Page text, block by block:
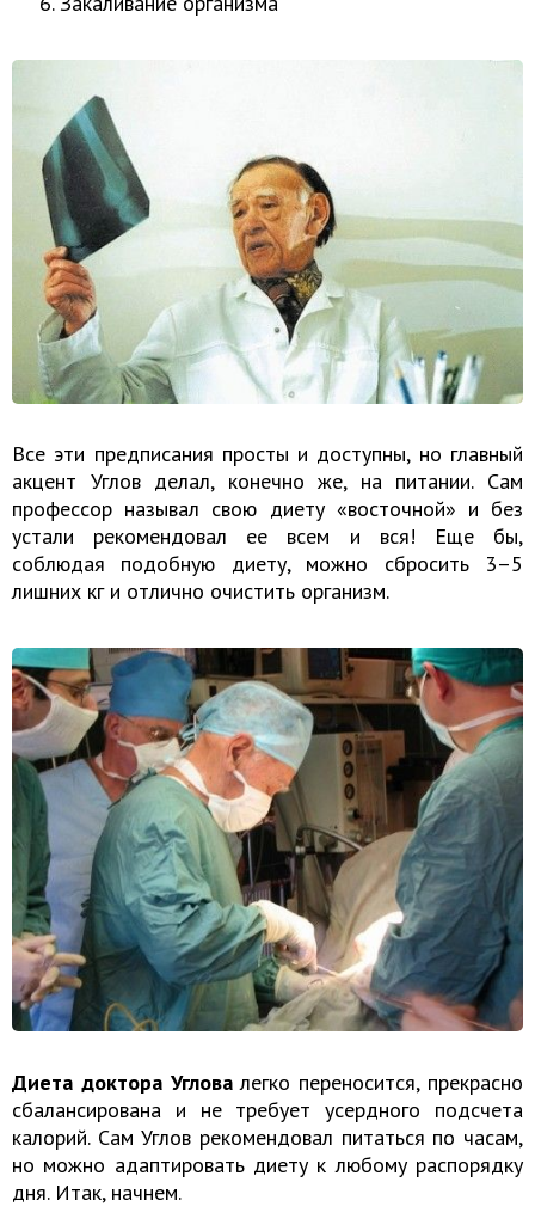
Все эти предписания просты и доступны, но главный
акцент Углов делал, конечно же, на питании. Сам
профессор называл свою диету «восточной» и без
устали рекомендовал ее всем и вся! Еще бы,
соблюдая подобную диету, можно сбросить 3–5
лишних кг и отлично очистить организм.
Диета доктора Угловалегко переносится, прекрасно
сбалансирована и не требует усердного подсчета
калорий. Сам Углов рекомендовал питаться по часам,
но можно адаптировать диету к любому распорядку
дня. Итак, начнем.